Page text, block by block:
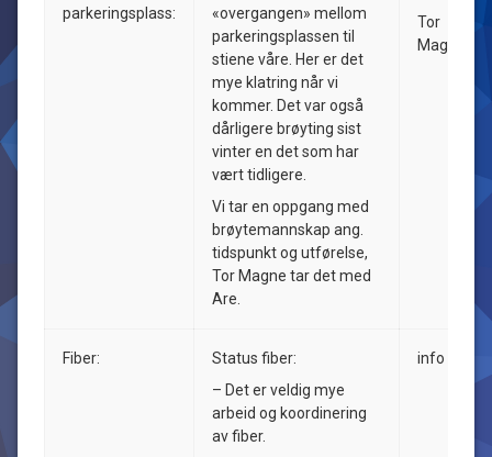
parkeringsplass:
«overgangen» mellom
parkeringsplassen til
stiene våre. Her er det
mye klatring når vi
kommer. Det var også
dårligere brøyting sist
vinter en det som har
vært tidligere.
Vi tar en oppgang med
brøytemannskap ang.
tidspunkt og utførelse,
Tor Magne tar det med
Are.
Tor
Magne
Fiber:
Status fiber:
– Det er veldig mye
arbeid og koordinering
av fiber.
info